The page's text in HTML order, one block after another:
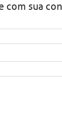
com sua